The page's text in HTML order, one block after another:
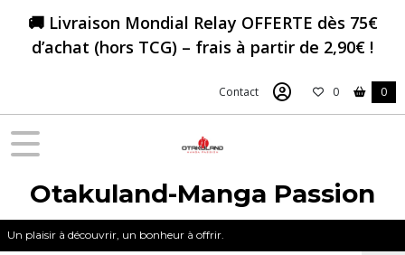
🚚 Livraison Mondial Relay OFFERTE dès 75€
d’achat (hors TCG) – frais à partir de 2,90€ !
Contact 0 0
Otakuland-Manga Passion
Un plaisir à découvrir, un bonheur à offrir.